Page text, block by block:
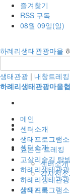
즐겨찾기
RSS 구독
08월 09일(일)
하례리생태관광마을
생태관광 | 내창트레킹
하례리생태관광마을
센터소개
센터소개
강사진
생태프로그램
메인
센터소개
생태프로그램
효돈천 트레킹
고살리숲길 탐
하례리생태관
하례리생태관
삶의기록